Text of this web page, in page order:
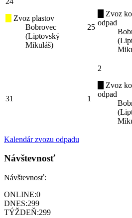
Zvoz plastov
Bobrovec
(Liptovský
Mikuláš)
25
Zvoz
odpad
31 1
2
Zvoz
odpad
Kalendár zvozu odpadu
Návštevnosť
Návštevnosť:
ONLINE:0
DNES:299
TÝŽDEŇ:299